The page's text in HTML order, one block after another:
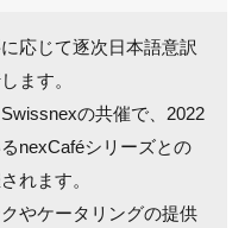
応じて逐次日本語意訳
ます。
の共催で、2022
nexCaféシリーズとの
れます。
やケータリングの提供